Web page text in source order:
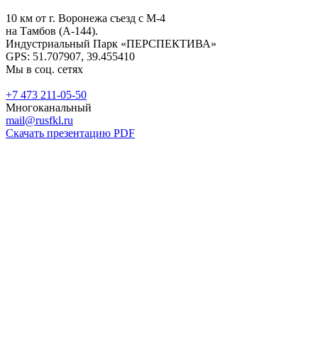
10 км от г. Воронежа съезд с М-4
на Тамбов (А-144).
Индустриальный Парк «ПЕРСПЕКТИВА»
GPS: 51.707907, 39.455410
Мы в соц. сетях
+7 473 211-05-50
Многоканальный
mail@rusfkl.ru
Скачать презентацию PDF